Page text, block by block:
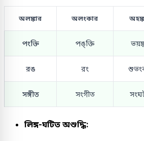
অলঙ্কার অলংকার
পংক্তি পঙ্ক্তি
রঙ রং
সঙ্গীত সংগীত
লিঙ্গ-ঘটিত অশুদ্ধি: